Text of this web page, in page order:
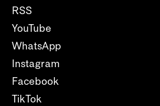
RSS
YouTube
WhatsApp
Instagram
Facebook
TikTok